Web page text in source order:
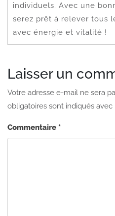
individuels. Avec une
serez prêt à relever tous
avec énergie et vitalité !
Laisser un
Votre adresse e-mail ne sera
obligatoires sont indiqués avec
Commentaire *